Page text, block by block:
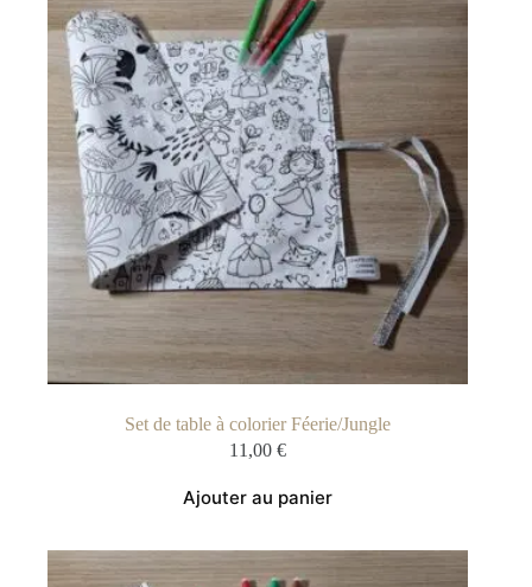
Set de table à colorier Féerie/Jungle
11,00€
Ajouter au panier